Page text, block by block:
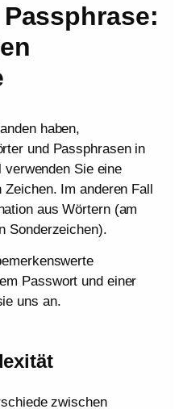
haben,
und Passphrasen in
Sie eine
Zeichen. Im anderen Fall
aus Wörtern (am
Sonderzeichen).
Passwort und einer
uns an.
zwischen